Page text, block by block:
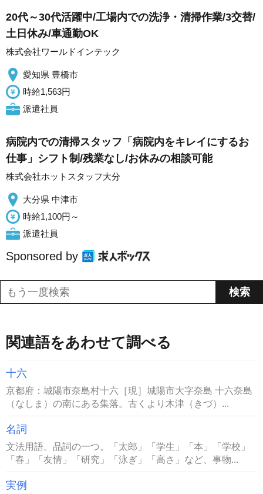
20代～30代活躍中/工場内での洗浄・清掃作業/3交替/
土日休み/車通勤OK
株式会社ワールドインテック
愛知県 豊橋市
時給1,563円
派遣社員
病院内での清掃スタッフ「病院内をキレイにするお
仕事」シフト制/残業なし/お休みの相談可能
株式会社ホットスタッフ大分
大分県 中津市
時給1,100円～
派遣社員
Sponsored by
関連語をあわせて調べる
十六
京都府：城陽市奈島村十六［現］城陽市大字奈島 十六奈島
（なしま）の南にある集落。古くより木津（きづ）...
名詞
文法用語。品詞の一つ。「太郎」「学生」「本」「学校」
「春」「友情」「研究」「泳ぎ」「高さ」など、事物...
実例